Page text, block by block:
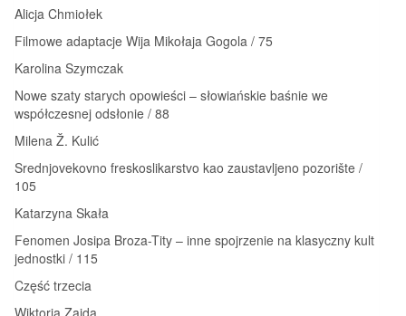
Alicja Chmiołek
Filmowe adaptacje Wija Mikołaja Gogola / 75
Karolina Szymczak
Nowe szaty starych opowieści – słowiańskie baśnie we
współczesnej odsłonie / 88
Milena Ž. Kulić
Srednjovekovno freskoslikarstvo kao zaustavljeno pozorište /
105
Katarzyna Skała
Fenomen Josipa Broza-Tity – inne spojrzenie na klasyczny kult
jednostki / 115
Część trzecia
Wiktoria Zajda